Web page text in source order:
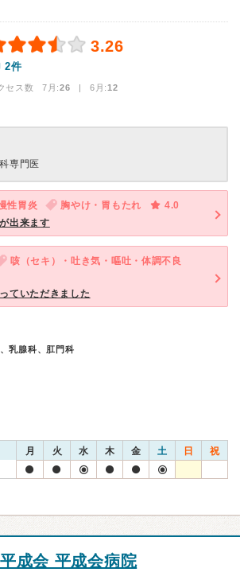
3.26
2件
セス数 7月:26 | 6月:12
専門医
性胃炎 胸やけ・胃もたれ
4.0
出来ます
咳（セキ）・吐き気・嘔吐・体調不良
ていただきました
乳腺科、肛門科
月 火 水 木 金 土 日 祝
成会 平成会病院